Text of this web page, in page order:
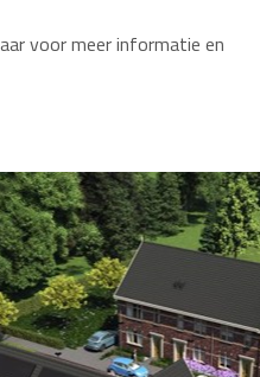
voor meer informatie en